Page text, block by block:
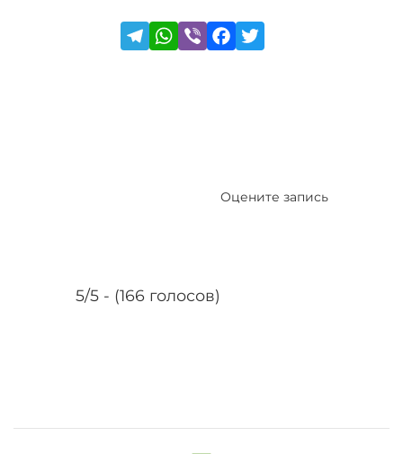
5/5 - (166 голосов)
Оцените запись